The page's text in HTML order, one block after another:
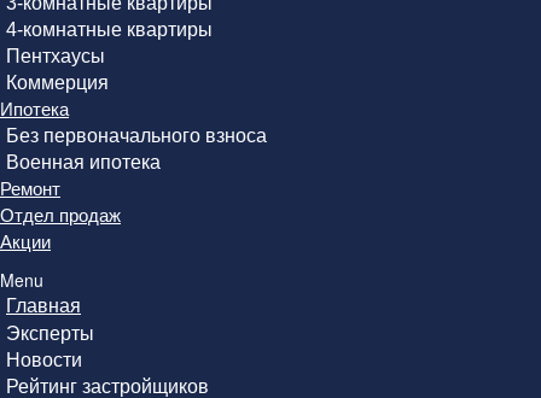
4-комнатные квартиры
Пентхаусы
Коммерция
Ипотека
Без первоначального взноса
Военная ипотека
Ремонт
Отдел продаж
Акции
Menu
Главная
Эксперты
Новости
Рейтинг застройщиков